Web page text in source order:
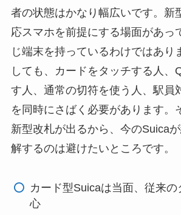
者の状態はかなり幅広いです。新
応スマホを前提にする場面があっ
じ端末を持っているわけではあり
しても、カードをタッチする人、
す人、通常の切符を使う人、駅員
を同時にさばく必要があります。
新型改札が出るから、今のSuica
解するのは避けたいところです。
カード型Suicaは当面、従来の
心